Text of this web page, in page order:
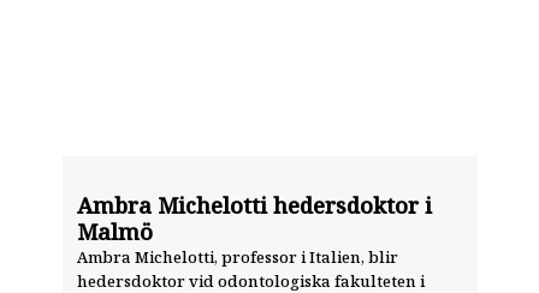
Ambra Michelotti hedersdoktor i
Malmö
Ambra Michelotti, professor i Italien, blir
hedersdoktor vid odontologiska fakulteten i